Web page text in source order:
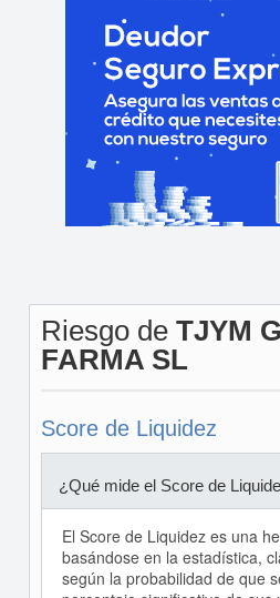
Riesgo de TJYM
FARMA SL
Score de Liquidez
¿Qué mide el Score de
El Score de Liquidez es una
basándose en la estadística,
según la probabilidad de que